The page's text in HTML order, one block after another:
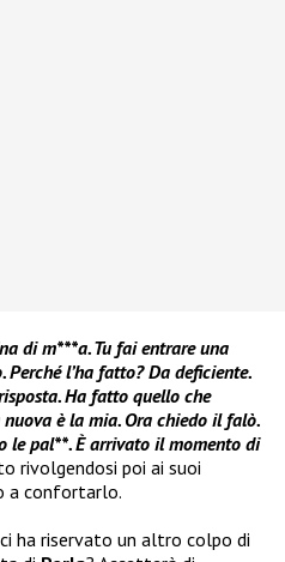
di m***a. Tu fai entrare una
l’ha fatto? Da deficiente.
Ha fatto quello che
è la mia. Ora chiedo il falò.
le pal**. È arrivato il momento di
rivolgendosi poi ai suoi
a confortarlo.
ha riservato un altro colpo di